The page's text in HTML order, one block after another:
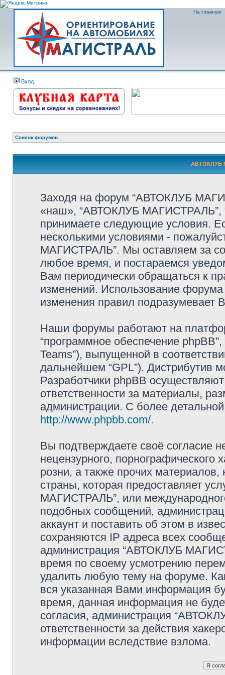
На главную
Вход
Список форумов
АВТОКЛУБ
Заходя на форум “АВТОКЛУБ
«наш», “АВТОКЛУБ МАГИСТРАЛЬ”,
принимаете следующие условия.
несколькими условиями -
МАГИСТРАЛЬ”. Мы оставляем за
любое время, и постараемся
Вам периодически обращаться к
изменений. Использование
изменения правил подразумевает
Наши форумы работают на
“программное обеспечение
Teams”), выпущенной в
дальнейшем “GPL”). Дистрибутив
Разработчики phpBB
ответственности за материалы,
администрации. С более
http://www.phpbb.com/.
Вы подтверждаете своё согласие
нецензурного, порнографического
розни, а также прочих
страны, которая предоставляет
МАГИСТРАЛЬ”, или
подобных сообщений,
аккаунт и поставить об этом в
сохраняются IP адреса всех
администрация “АВТОКЛУБ
время по своему усмотрению
удалить любую тему на форуме.
вся указанная Вами информация
время, данная информация не
согласия, администрация
ответственности за действия
информации вследствие взлома.